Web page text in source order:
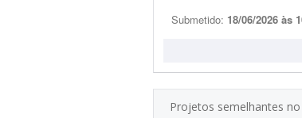
Submetido: 18/06/2026 às
Projetos semelhantes no